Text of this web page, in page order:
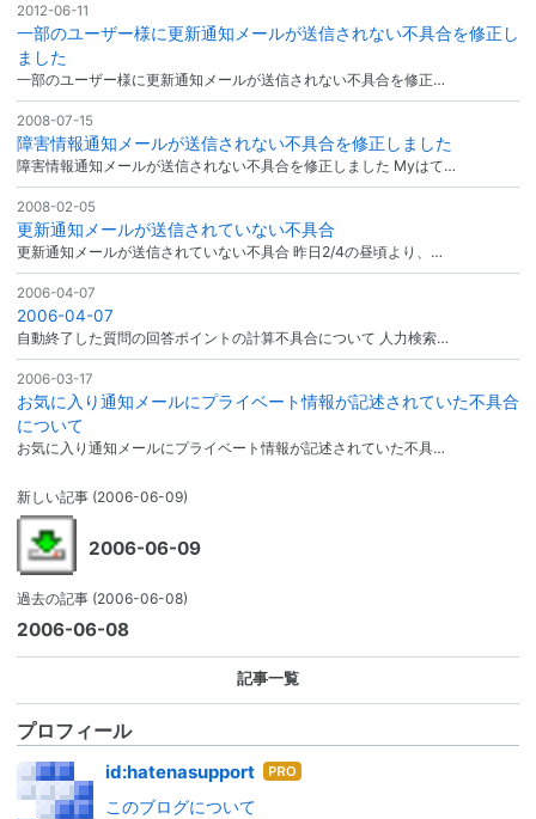
2012-06-11
一部のユーザー様に更新通知メールが送信されない不具合を修正し
ました
一部のユーザー様に更新通知メールが送信されない不具合を修正…
2008-07-15
障害情報通知メールが送信されない不具合を修正しました
障害情報通知メールが送信されない不具合を修正しました Myはて…
2008-02-05
更新通知メールが送信されていない不具合
更新通知メールが送信されていない不具合 昨日2/4の昼頃より、…
2006-04-07
2006-04-07
自動終了した質問の回答ポイントの計算不具合について 人力検索…
2006-03-17
お気に入り通知メールにプライベート情報が記述されていた不具合
について
お気に入り通知メールにプライベート情報が記述されていた不具…
新しい記事 (2006-06-09)
2006-06-09
過去の記事 (2006-06-08)
2006-06-08
記事一覧
プロフィール
id:hatenasupport はて
このブログについて